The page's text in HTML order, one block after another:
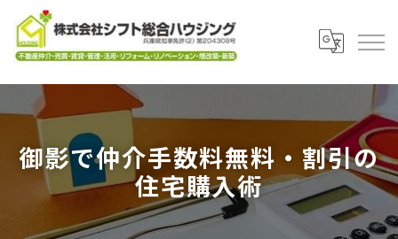
御影で仲介手数料無料・割引の
住宅購入術